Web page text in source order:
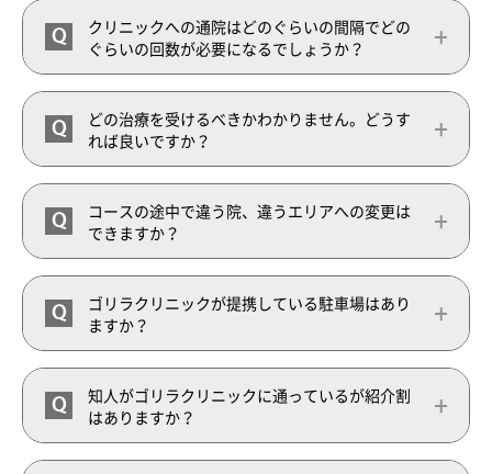
CSRの取り組み
スポーツ応援活動
CSRの取り組み
調査データアーカイブ
未成年者さまのご契約について
メンバーシップギフト
メンバーシップギフトとは
各種セミナーの開催
よくある質問と回答
新着情報一覧
セミナー情報一覧
採用情報
初めてご来院の方
0120-987-118
診察券をお持ちの方
ご予約・ご相談フォーム
Q
クリニックへの通院はどのぐらいの間隔でどの
ぐらいの回数が必要になるでしょうか？
Q
どの治療を受けるべきかわかりません。どうす
れば良いですか？
Q
コースの途中で違う院、違うエリアへの変更は
できますか？
Q
ゴリラクリニックが提携している駐車場はあり
ますか？
Q
知人がゴリラクリニックに通っているが紹介割
はありますか？